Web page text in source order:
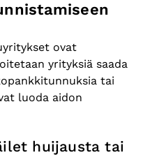
ovat
yrityksiä saada
tai
luoda aidon
huijausta tai